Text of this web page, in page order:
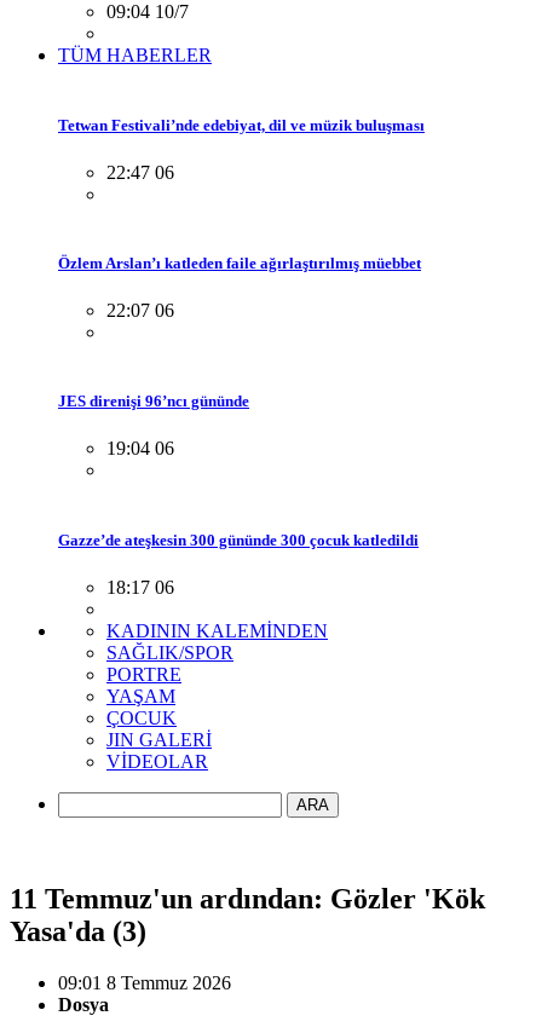
09:04 10/7
TÜM HABERLER
Tetwan Festivali’nde edebiyat, dil ve müzik buluşması
22:47 06
Özlem Arslan’ı katleden faile ağırlaştırılmış müebbet
22:07 06
JES direnişi 96’ncı gününde
19:04 06
Gazze’de ateşkesin 300 gününde 300 çocuk katledildi
18:17 06
KADININ KALEMİNDEN
SAĞLIK/SPOR
PORTRE
YAŞAM
ÇOCUK
JIN GALERİ
VİDEOLAR
ARA
11 Temmuz'un ardından: Gözler 'Kök
Yasa'da (3)
09:01 8 Temmuz 2026
Dosya